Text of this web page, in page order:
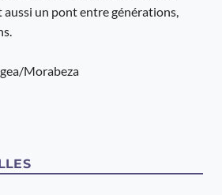
aussi un pont entre générations,
Morabeza